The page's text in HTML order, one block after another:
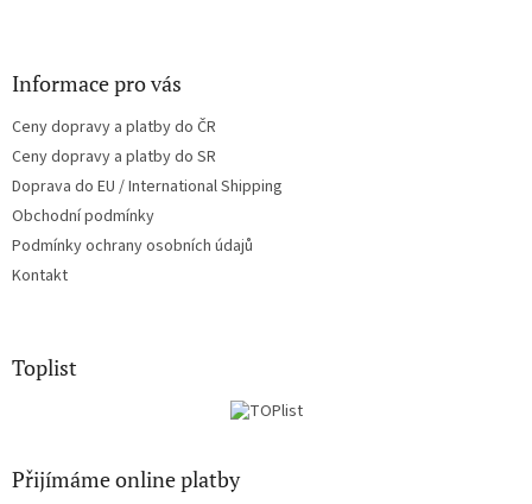
Informace pro vás
Ceny dopravy a platby do ČR
Ceny dopravy a platby do SR
Doprava do EU / International Shipping
Obchodní podmínky
Podmínky ochrany osobních údajů
Kontakt
Toplist
Přijímáme online platby